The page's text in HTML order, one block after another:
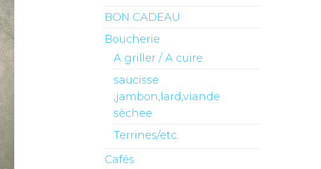
BON CADEAU
Boucherie
A griller / A cuire
saucisse
,jambon,lard,viande
sèchee
Terrines/etc.
Cafés